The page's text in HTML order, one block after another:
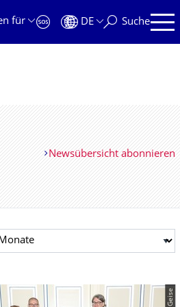
für DE Suche
Newsübersicht abonnieren
auswählen